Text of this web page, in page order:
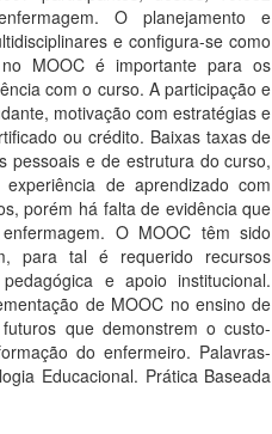
O planejamento e
e configura-se como
MOOC é importante para os
com o curso. A participação e
motivação com estratégias e
ou crédito. Baixas taxas de
pessoais e de estrutura do curso,
de aprendizado com
porém há falta de evidência que
O MOOC têm sido
para tal é requerido recursos
e apoio institucional.
de MOOC no ensino de
que demonstrem o custo-
do enfermeiro. Palavras-
Educacional. Prática Baseada